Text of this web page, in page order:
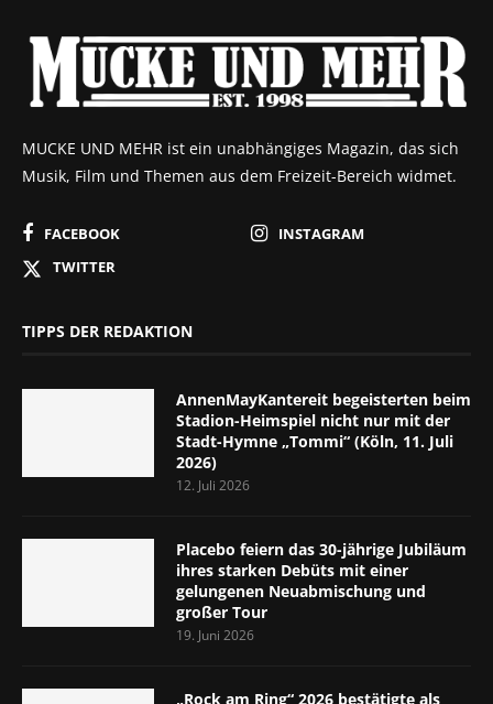
MUCKE UND MEHR ist ein unabhängiges Magazin, das sich
Musik, Film und Themen aus dem Freizeit-Bereich widmet.
FACEBOOK
INSTAGRAM
TWITTER
TIPPS DER REDAKTION
AnnenMayKantereit begeisterten beim
Stadion-Heimspiel nicht nur mit der
Stadt-Hymne „Tommi“ (Köln, 11. Juli
2026)
12. Juli 2026
Placebo feiern das 30-jährige Jubiläum
ihres starken Debüts mit einer
gelungenen Neuabmischung und
großer Tour
19. Juni 2026
„Rock am Ring“ 2026 bestätigte als